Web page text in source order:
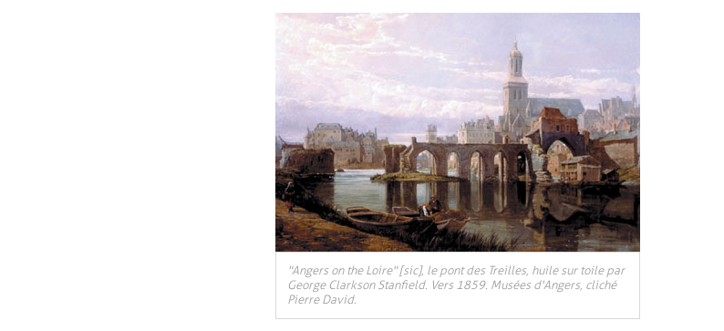
"Angers on the Loire" [sic], le pont des Treilles, huile sur toile par
George Clarkson Stanfield. Vers 1859. Musées d'Angers, cliché
Pierre David.